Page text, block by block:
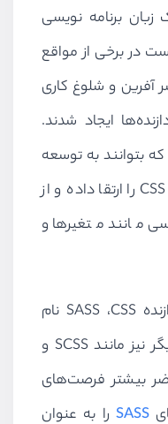
برنامه نویسی
در برخی از مواقع
آفرین و شلوغ کاری
ایجاد شدند.
بتوانند به توسعه
CSS را ارتقا داده و از
مانند متغیرها و
CSS، SASSنام
نیز مانندSCSS و
بیشتر فرصت‌های
SASS را به عنوان